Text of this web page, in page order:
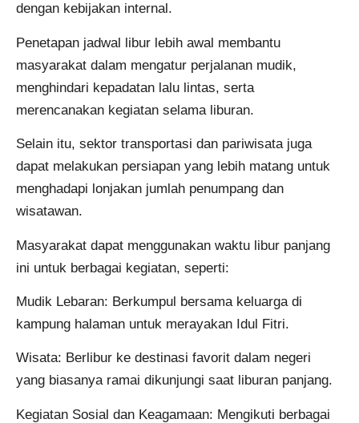
dengan kebijakan internal.
Penetapan jadwal libur lebih awal membantu
masyarakat dalam mengatur perjalanan mudik,
menghindari kepadatan lalu lintas, serta
merencanakan kegiatan selama liburan.
Selain itu, sektor transportasi dan pariwisata juga
dapat melakukan persiapan yang lebih matang untuk
menghadapi lonjakan jumlah penumpang dan
wisatawan.
Masyarakat dapat menggunakan waktu libur panjang
ini untuk berbagai kegiatan, seperti:
Mudik Lebaran: Berkumpul bersama keluarga di
kampung halaman untuk merayakan Idul Fitri.
Wisata: Berlibur ke destinasi favorit dalam negeri
yang biasanya ramai dikunjungi saat liburan panjang.
Kegiatan Sosial dan Keagamaan: Mengikuti berbagai